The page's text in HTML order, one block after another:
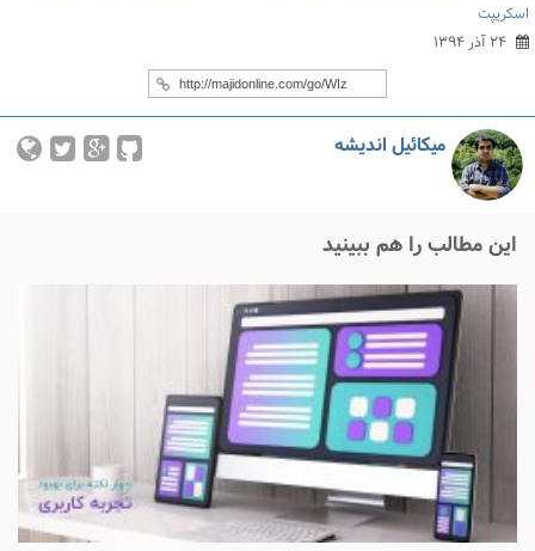
اسکریپت
۲۴ آذر ۱۳۹۴
میکائیل اندیشه
این مطالب را هم ببینید